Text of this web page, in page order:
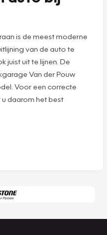
is de meest moderne
van de auto te
juist uit te lijnen. De
Van der Pouw
Voor een correcte
daarom het best